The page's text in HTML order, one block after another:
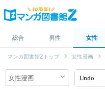
総合 男性 女性
マンガ図書館Zトップ 女性漫画